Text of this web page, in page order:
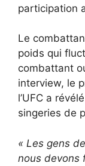
participation
Le
poids qui
combattant
interview, le
l’UFC a
singeries de
« Les gens
nous devons